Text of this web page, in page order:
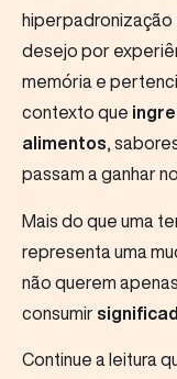
desejo por
memória e
contexto que
alimentos,
passam a ganhar
Mais do que uma
representa uma
não querem
consumir
Continue a leitura